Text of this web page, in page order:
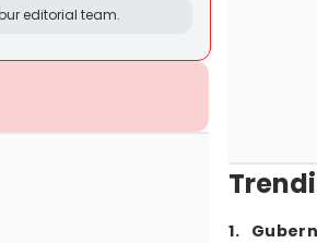
editorial team.
1.